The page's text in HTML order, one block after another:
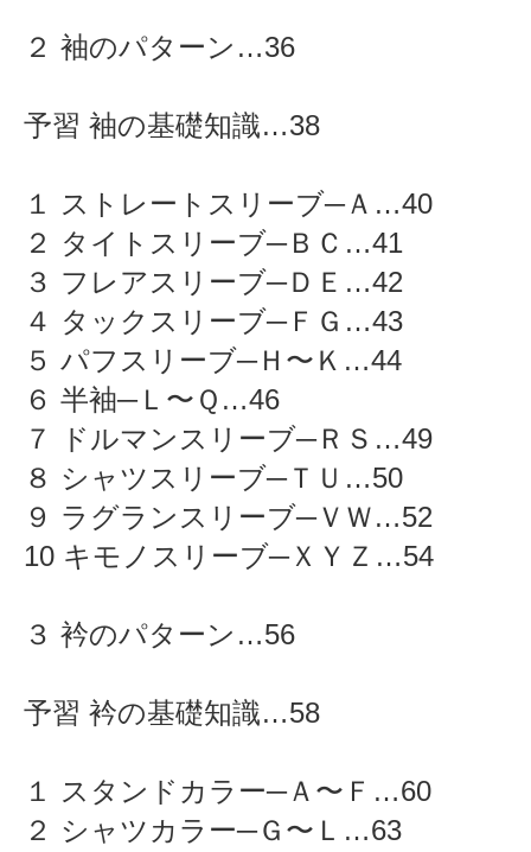
２ 袖のパターン…36
予習 袖の基礎知識…38
１ ストレートスリーブ─Ａ…40
２ タイトスリーブ─ＢＣ…41
３ フレアスリーブ─ＤＥ…42
４ タックスリーブ─ＦＧ…43
５ パフスリーブ─Ｈ〜Ｋ…44
６ 半袖─Ｌ〜Ｑ…46
７ ドルマンスリーブ─ＲＳ…49
８ シャツスリーブ─ＴＵ…50
９ ラグランスリーブ─ＶＷ…52
10 キモノスリーブ─ＸＹＺ…54
３ 衿のパターン…56
予習 衿の基礎知識…58
１ スタンドカラー─Ａ〜Ｆ…60
２ シャツカラー─Ｇ〜Ｌ…63